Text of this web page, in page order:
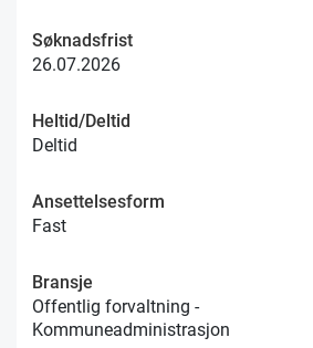
Søknadsfrist
26.07.2026
Heltid/Deltid
Deltid
Ansettelsesform
Fast
Bransje
Offentlig forvaltning -
Kommuneadministrasjon